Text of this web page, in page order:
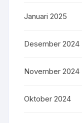
Januari 2025
Desember 2024
November 2024
Oktober 2024